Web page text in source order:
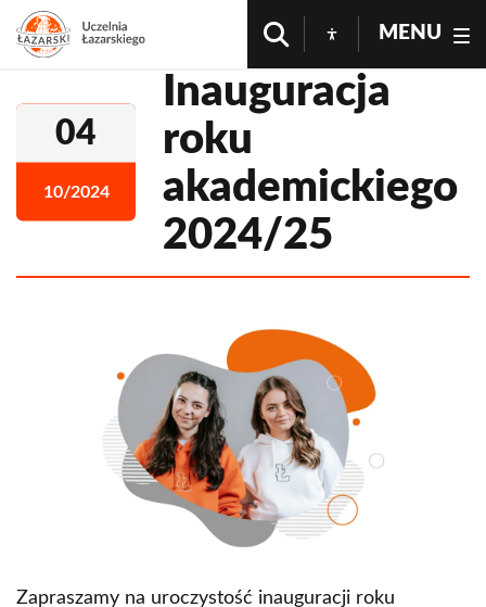
MENU
04
10/2024
Inauguracja
roku
akademickiego
2024/25
Zapraszamy na uroczystość inauguracji roku